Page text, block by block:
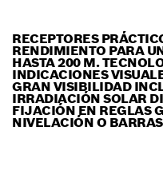
RECEPTORES
RENDIMIENTO PARA
HASTA 200 M.
INDICACIONES
GRAN VISIBILIDAD
IRRADIACIÓN SOLAR
FIJACIÓN EN REGLAS
NIVELACIÓN O